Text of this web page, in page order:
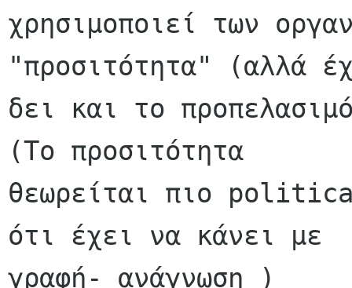
χρησιμοποιεί των
"προσιτότητα" (αλλά
δει και το
(Το προσιτότητα
θεωρείται πιο
ότι έχει να κάνει με